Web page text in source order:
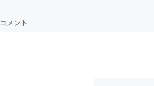
コメント